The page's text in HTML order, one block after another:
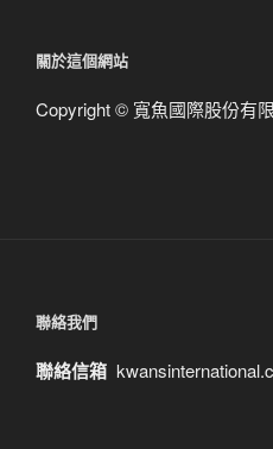
字:
關於這個網站
Copyright © 寬魚國際股份有
聯絡我們
聯絡信箱